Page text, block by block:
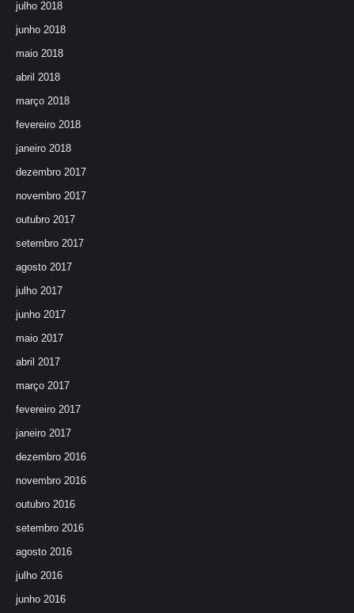
julho 2018
junho 2018
maio 2018
abril 2018
março 2018
fevereiro 2018
janeiro 2018
dezembro 2017
novembro 2017
outubro 2017
setembro 2017
agosto 2017
julho 2017
junho 2017
maio 2017
abril 2017
março 2017
fevereiro 2017
janeiro 2017
dezembro 2016
novembro 2016
outubro 2016
setembro 2016
agosto 2016
julho 2016
junho 2016